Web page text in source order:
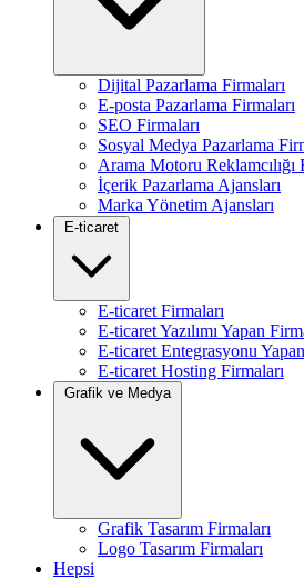
Dijital Pazarlama Firmaları
E-posta Pazarlama Firmaları
SEO Firmaları
Sosyal Medya Pazarlama
Arama Motoru Reklamcılığı
İçerik Pazarlama Ajansları
Marka Yönetim Ajansları
E-ticaret
E-ticaret Firmaları
E-ticaret Yazılımı Yapan
E-ticaret Entegrasyonu
E-ticaret Hosting Firmaları
Grafik ve Medya
Grafik Tasarım Firmaları
Logo Tasarım Firmaları
Hepsi